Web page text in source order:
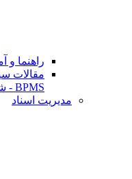
راهنما و
مقالات
BPMS - شبکه فردا
مدیریت اسناد